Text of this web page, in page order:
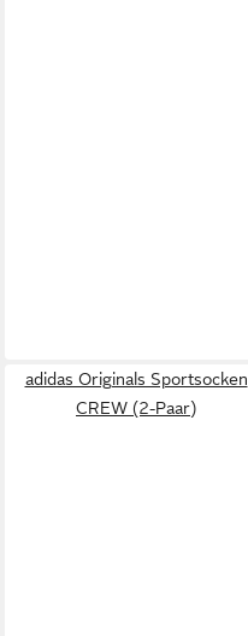
adidas Originals Sportsocken
CREW (2-Paar)